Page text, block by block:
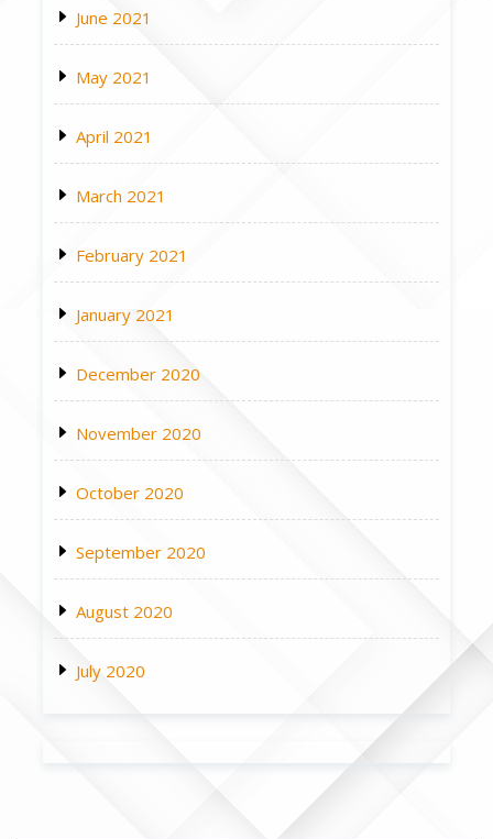
June 2021
May 2021
April 2021
March 2021
February 2021
January 2021
December 2020
November 2020
October 2020
September 2020
August 2020
July 2020